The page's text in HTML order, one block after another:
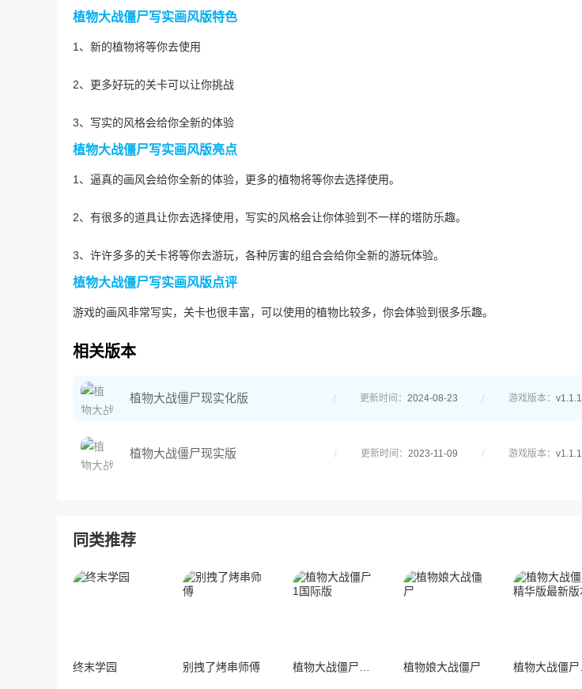
植物大战僵尸写实画风版特色
1、新的植物将等你去使用
2、更多好玩的关卡可以让你挑战
3、写实的风格会给你全新的体验
植物大战僵尸写实画风版亮点
1、逼真的画风会给你全新的体验，更多的植物将等你去选择使用。
2、有很多的道具让你去选择使用，写实的风格会让你体验到不一样的塔防乐趣。
3、许许多多的关卡将等你去游玩，各种厉害的组合会给你全新的游玩体验。
植物大战僵尸写实画风版点评
游戏的画风非常写实，关卡也很丰富，可以使用的植物比较多，你会体验到很多乐趣。
相关版本
植物大战僵尸现实化版 更新时间： 2024-08-23 游戏版本： v1.1.1
植物大战僵尸现实版 更新时间： 2023-11-09 游戏版本： v1.1.1
同类推荐
终末学园 别拽了烤串师傅 植物娘大战僵尸